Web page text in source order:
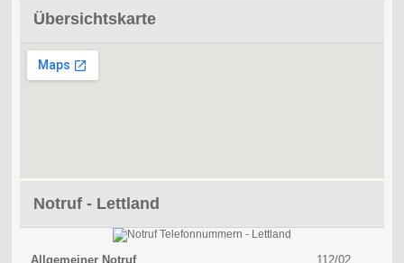
Übersichtskarte
Notruf - Lettland
Allgemeiner Notruf
112/02